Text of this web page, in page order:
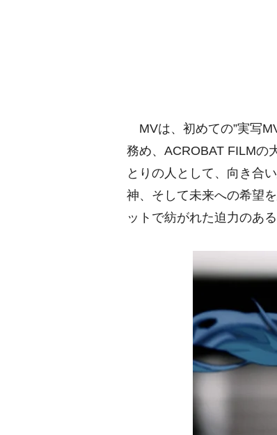
MVは、初めての”実写
務め、ACROBAT FILMの
とりの人として、向き合
神、そして未来への希望
ットで紡がれた迫力のあ